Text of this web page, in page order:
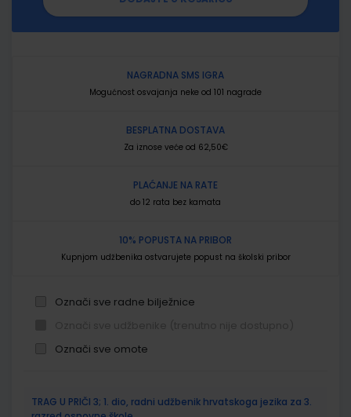
NAGRADNA SMS IGRA
Mogućnost osvajanja neke od 101 nagrade
BESPLATNA DOSTAVA
Za iznose veće od 62,50€
PLAĆANJE NA RATE
do 12 rata bez kamata
10% POPUSTA NA PRIBOR
Kupnjom udžbenika ostvarujete popust na školski pribor
Označi sve radne bilježnice
Označi sve omote
proizvodi
TRAG U PRIČI 3; 1. dio, radni udžbenik hrvatskoga jezika za 3.